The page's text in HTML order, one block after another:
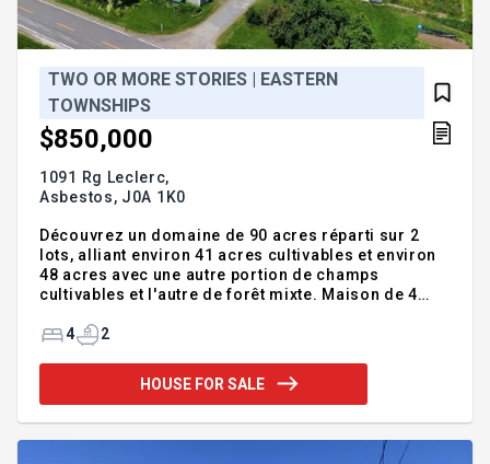
TWO OR MORE STORIES | EASTERN
TOWNSHIPS
$850,000
1091 Rg Leclerc,
Asbestos, J0A 1K0
Découvrez un domaine de 90 acres réparti sur 2
lots, alliant environ 41 acres cultivables et environ
48 acres avec une autre portion de champs
cultivables et l'autre de forêt mixte. Maison de 4
indépendantes, propice pour un projet
Le boisé comprend un camp forestier, un chemin
carrossable et des sentiers propices à la chasse, à
et nature se réunissent pour créer un mode de vie
4 2
HOUSE FOR SALE